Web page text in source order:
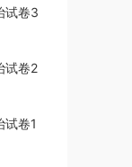
试卷3
试卷2
试卷1